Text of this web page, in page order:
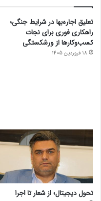
تعلیق اجاره‌بها در شرایط جنگی؛
راهکاری فوری برای نجات
کسب‌وکارها از ورشکستگی
18 فروردین 1405
تحول دیجیتال؛ از شعار تا اجرا